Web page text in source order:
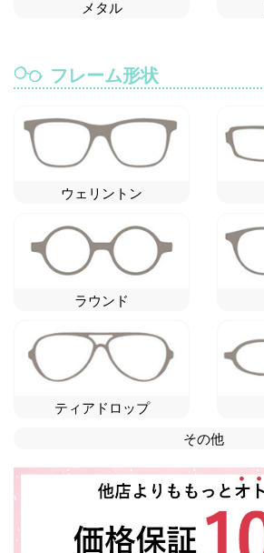
メタル
フレーム形状
ウェリントン
ラウンド
ティアドロップ
その他